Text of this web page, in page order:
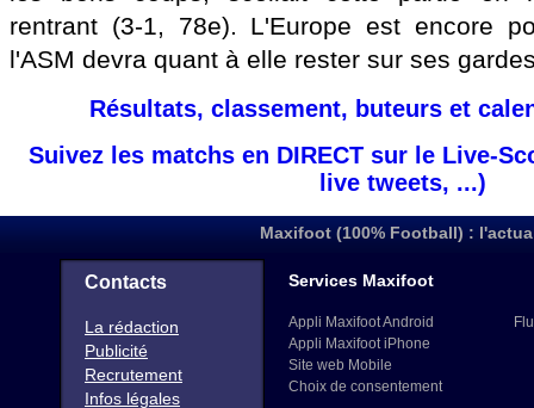
rentrant (3-1, 78e). L'Europe est encore
l'ASM devra quant à elle rester sur ses
Résultats, classement, buteurs et
Suivez les matchs en DIRECT sur le Live-
live tweets, ...)
Maxifoot (100% Football) :
Contacts
La rédaction
Publicité
Recrutement
Infos légales
Services Maxifoot
Appli Maxifoot Android
Appli Maxifoot iPhone
Site web Mobile
Choix de consentement